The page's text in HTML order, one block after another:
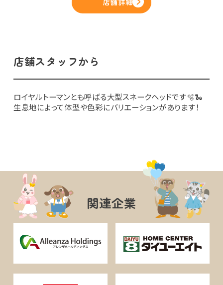
店舗スタッフから
ロイヤルトーマンとも呼ばる大型スネークヘッドです🫧🐍
生息地によって体型や色彩にバリエーションがあります！
関連企業